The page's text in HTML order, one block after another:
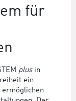
für
plusin
ein.
ermöglichen